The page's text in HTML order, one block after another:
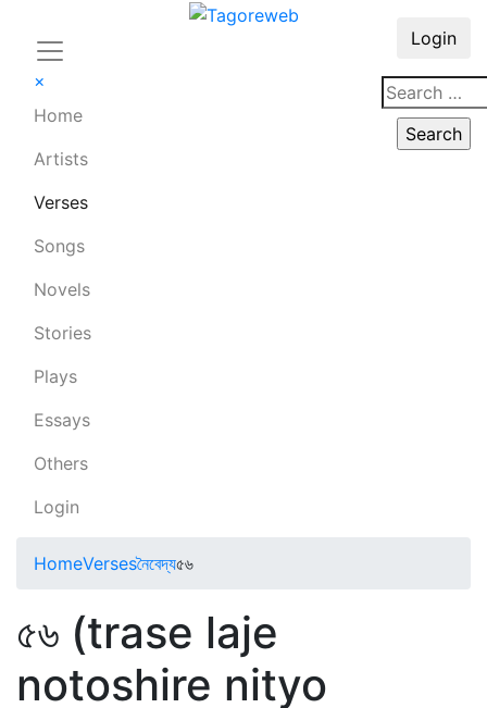
×
Home
Artists
Verses
Songs
Novels
Stories
Plays
Essays
Others
Login
Login
HomeVersesনৈবেদ্য৫৬
৫৬ (trase laje
notoshire nityo